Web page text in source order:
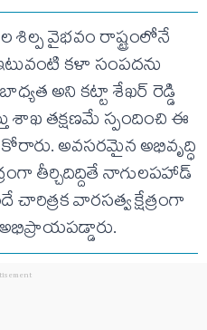
వైభవం రాష్ట్రంలోనే
కళా సంపదను
అని కట్టా శేఖర్ రెడ్డి
శాఖ తక్షణమే స్పందించి ఈ
అవసరమైన అభివృద్ధి
తీర్చిదిద్దితే నాగులపహాడ్
చారిత్రక వారసత్వ క్షేత్రంగా